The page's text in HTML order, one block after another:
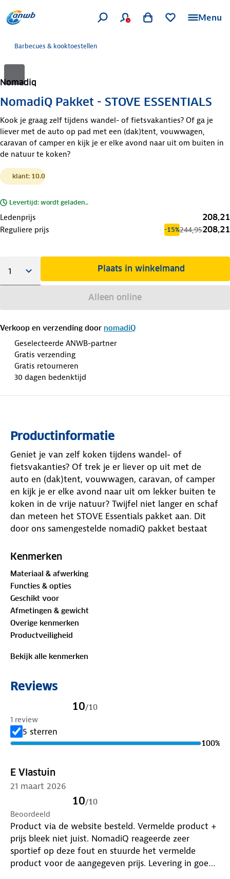
Menu
Barbecues & kooktoestellen
Nomadiq
NomadiQ Pakket - STOVE ESSENTIALS
Kook je graag zelf tijdens wandel- of fietsvakanties? Of ga je
liever met de auto op pad met een (dak)tent, vouwwagen,
caravan of camper en kijk je er elke avond naar uit om buiten in
de natuur te koken?
klant: 10.0
Levertijd: wordt geladen..
Ledenprijs 208,21
Reguliere prijs -15%244,95208,21
Plaats in winkelmand
Alleen online
Verkoop en verzending door nomadiQ
Geselecteerde ANWB-partner
Gratis verzending
Gratis retourneren
30 dagen bedenktijd
Productinformatie
Geniet je van zelf koken tijdens wandel- of
fietsvakanties? Of trek je er liever op uit met de
auto en (dak)tent, vouwwagen, caravan, of camper
en kijk je er elke avond naar uit om lekker buiten te
koken in de vrije natuur? Twijfel niet langer en schaf
dan meteen het STOVE Essentials pakket aan. Dit
door ons samengestelde nomadiQ pakket bestaat
dubbel uitgevoerde krachtige brander, een 3-pack
en opbergen) en een handig windscherm voor zo
efficiënt mogelijk koken.
Inhoud pakket STOVE ESSENTIALS:
nomadiQ Draagbaar outdoor kooktoestel
nomadiQ Draagtas | zwart
nomadiQ 3-pack gasflesjes
Art. nr.: 27.2256.12MB | EAN: 8720165898473
Kenmerken
Materiaal & afwerking
Functies & opties
Geschikt voor
Afmetingen & gewicht
Overige kenmerken
Productveiligheid
Bekijk alle kenmerken
Reviews
10/10
1 review
5 sterren
100%
E Vlastuin
21 maart 2026
10/10
Beoordeeld
Product via de website besteld. Vermelde product +
prijs bleek niet juist. NomadiQ reageerde zeer
sportief op deze fout en stuurde het vermelde
product voor de aangegeven prijs. Levering in goede